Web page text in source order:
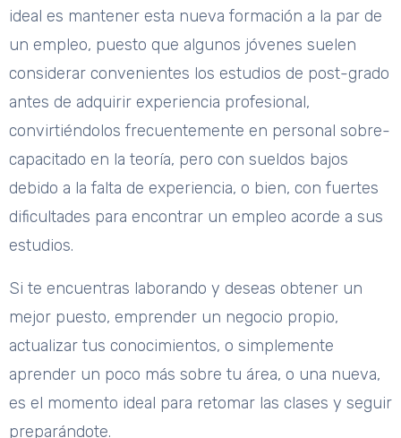
ideal es mantener esta nueva formación a la par de
un empleo, puesto que algunos jóvenes suelen
considerar convenientes los estudios de post-grado
antes de adquirir experiencia profesional,
convirtiéndolos frecuentemente en personal sobre-
capacitado en la teoría, pero con sueldos bajos
debido a la falta de experiencia, o bien, con fuertes
dificultades para encontrar un empleo acorde a sus
estudios.
Si te encuentras laborando y deseas obtener un
mejor puesto, emprender un negocio propio,
actualizar tus conocimientos, o simplemente
aprender un poco más sobre tu área, o una nueva,
es el momento ideal para retomar las clases y seguir
preparándote.